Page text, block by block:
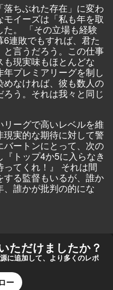
ちぶれた存在」に変わ
イーズは「私も年を取
た。 「その立場も経験
連敗でもすれば、君た
言うだろう。この仕事
現実味もほとんどな
プレミアリーグを制し
なければ、彼も数人の
う。それは我々と同じ
ーグで高いレベルを維
実的な期待に対して警
ートンにとって、次の
トップ4か5に入らなき
てくれ！』 それは間
る監督もいるが、誰か
誰かが批判の的にな
ただけましたか？
に追加して、より多くのレポ
ー